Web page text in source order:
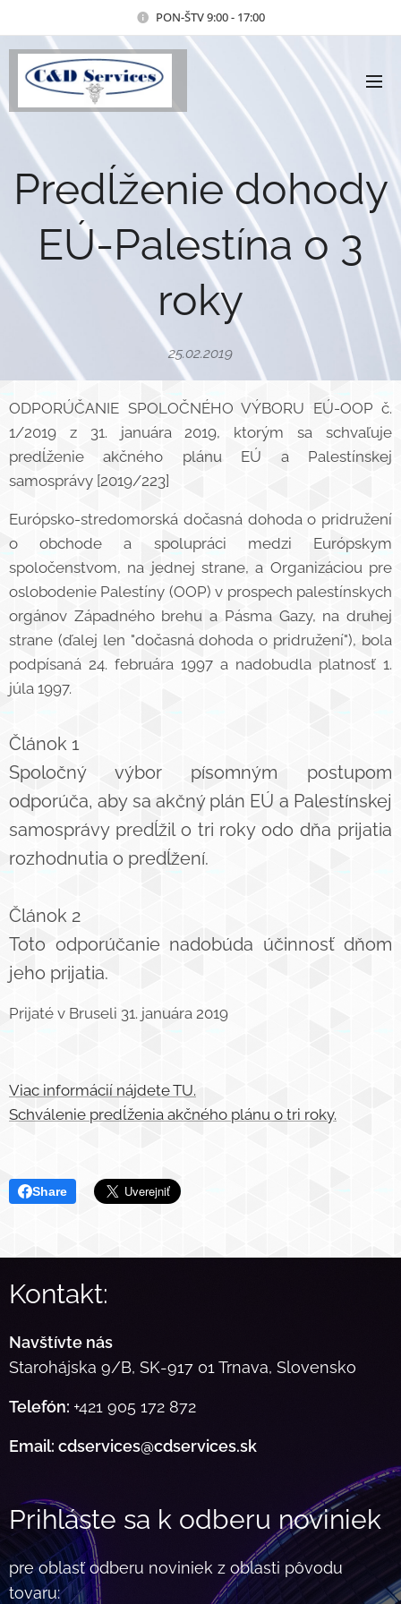
PON-ŠTV 9:00 - 17:00
Predĺženie dohody
EÚ-Palestína o 3
roky
25.02.2019
ODPORÚČANIE SPOLOČNÉHO VÝBORU EÚ-OOP č.
1/2019 z 31. januára 2019, ktorým sa schvaľuje
predĺženie akčného plánu EÚ a Palestínskej
samosprávy [2019/223]
Európsko-stredomorská dočasná dohoda o pridružení
o obchode a spolupráci medzi Európskym
spoločenstvom, na jednej strane, a Organizáciou pre
oslobodenie Palestíny (OOP) v prospech palestínskych
orgánov Západného brehu a Pásma Gazy, na druhej
strane (ďalej len "dočasná dohoda o pridružení"), bola
podpísaná 24. februára 1997 a nadobudla platnosť 1.
júla 1997.
Článok 1
Spoločný výbor písomným postupom
odporúča, aby sa akčný plán EÚ a Palestínskej
samosprávy predĺžil o tri roky odo dňa prijatia
rozhodnutia o predĺžení.
Článok 2
Toto odporúčanie nadobúda účinnosť dňom
jeho prijatia.
Prijaté v Bruseli 31. januára 2019
Viac informácií nájdete TU.
Schválenie predĺženia akčného plánu o tri roky.
Share
Kontakt:
Navštívte nás
Starohájska 9/B, SK-917 01 Trnava, Slovensko
Telefón: +421 905 172 872
Email: cdservices@cdservices.sk
Prihláste sa k odberu noviniek
pre oblasť odberu noviniek z oblasti pôvodu
tovaru: